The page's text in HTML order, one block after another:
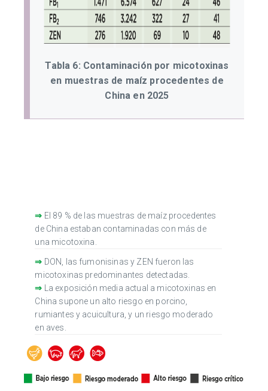
Tabla 6: Contaminación por micotoxinas
en muestras de maíz procedentes de
China en 2025
⇒ El 89 % de las muestras de maíz procedentes
de China estaban contaminadas con más de
una micotoxina.
⇒ DON, las fumonisinas y ZEN fueron las
micotoxinas predominantes detectadas.
⇒
La exposición media actual a micotoxinas en
China supone un alto riesgo en porcino,
rumiantes y acuicultura, y un riesgo moderado
en aves.